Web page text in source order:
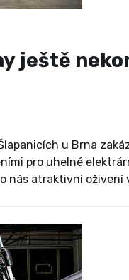
ještě
u Brna
pro uhelné
nás atraktivní